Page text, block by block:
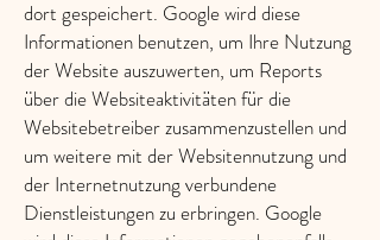
dort gespeichert. Google wird diese
Informationen benutzen, um Ihre Nutzung
der Website auszuwerten, um Reports
über die Websiteaktivitäten für die
Websitebetreiber zusammenzustellen und
um weitere mit der Websitennutzung und
der Internetnutzung verbundene
Dienstleistungen zu erbringen. Google